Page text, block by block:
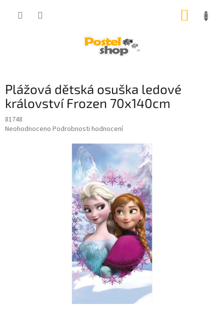
Plážová dětská osuška ledové
království Frozen 70x140cm
81748
Průměrné
Neohodnoceno Podrobnosti hodnocení